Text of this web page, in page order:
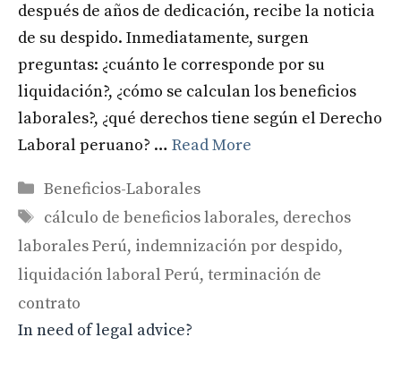
después de años de dedicación, recibe la noticia
de su despido. Inmediatamente, surgen
preguntas: ¿cuánto le corresponde por su
liquidación?, ¿cómo se calculan los beneficios
laborales?, ¿qué derechos tiene según el Derecho
Laboral peruano? … Read More
Categories
Beneficios-Laborales
Tags
cálculo de beneficios laborales, derechos
laborales Perú, indemnización por despido,
liquidación laboral Perú, terminación de
contrato
In need of legal advice?